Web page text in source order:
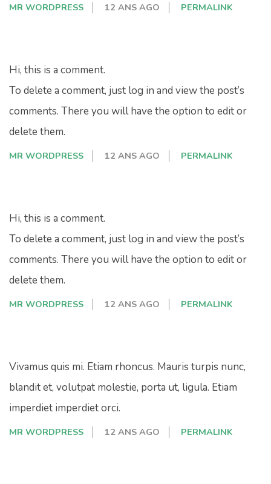
MR WORDPRESS 12 ANS AGO PERMALINK
Hi, this is a comment.
To delete a comment, just log in and view the post’s
comments. There you will have the option to edit or
delete them.
MR WORDPRESS 12 ANS AGO PERMALINK
Hi, this is a comment.
To delete a comment, just log in and view the post’s
comments. There you will have the option to edit or
delete them.
MR WORDPRESS 12 ANS AGO PERMALINK
Vivamus quis mi. Etiam rhoncus. Mauris turpis nunc,
blandit et, volutpat molestie, porta ut, ligula. Etiam
imperdiet imperdiet orci.
MR WORDPRESS 12 ANS AGO PERMALINK